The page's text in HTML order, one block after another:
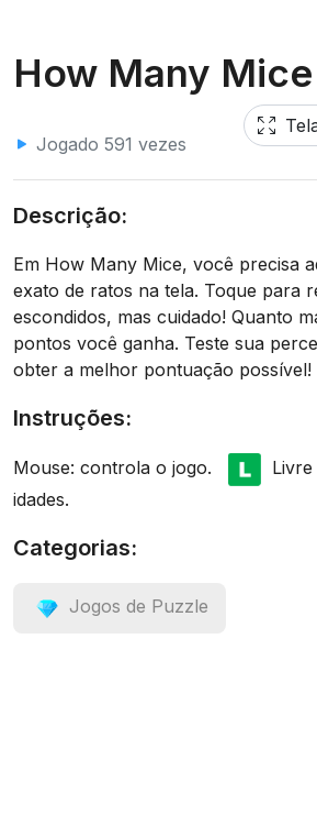
How Many Mice
Jogado 591 vezes
Descrição:
Em How Many Mice, você precisa
exato de ratos na tela. Toque para
escondidos, mas cuidado! Quanto
pontos você ganha. Teste sua
obter a melhor pontuação possível!
Instruções:
Mouse: controla o jogo.
Livre
idades.
Categorias:
Jogos de Puzzle